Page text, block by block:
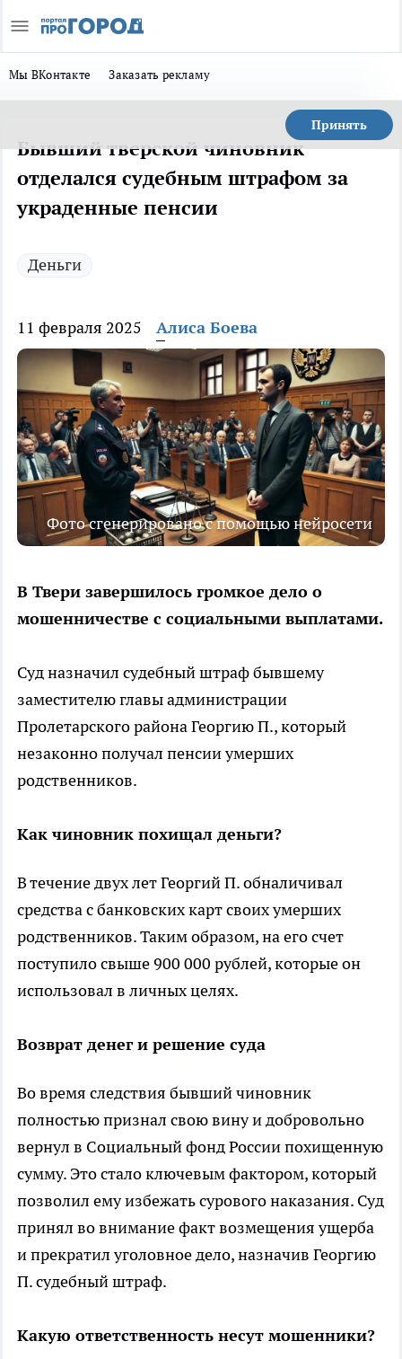
Мы ВКонтакте Заказать рекламу
Принять
Бывший тверской чиновник
отделался судебным штрафом за
украденные пенсии
Деньги
11 февраля 2025 Алиса Боева
Фото сгенерировано с помощью нейросети
В Твери завершилось громкое дело о
мошенничестве с социальными выплатами.
Суд назначил судебный штраф бывшему
заместителю главы администрации
Пролетарского района Георгию П., который
незаконно получал пенсии умерших
родственников.
Как чиновник похищал деньги?
В течение двух лет Георгий П. обналичивал
средства с банковских карт своих умерших
родственников. Таким образом, на его счет
поступило свыше 900 000 рублей, которые он
использовал в личных целях.
Возврат денег и решение суда
Во время следствия бывший чиновник
полностью признал свою вину и добровольно
вернул в Социальный фонд России похищенную
сумму. Это стало ключевым фактором, который
позволил ему избежать сурового наказания. Суд
принял во внимание факт возмещения ущерба
и прекратил уголовное дело, назначив Георгию
П. судебный штраф.
Какую ответственность несут мошенники?